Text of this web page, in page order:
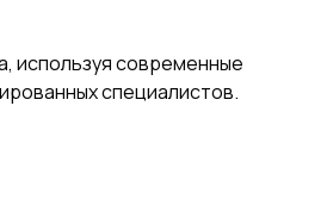
используя современные
специалистов.